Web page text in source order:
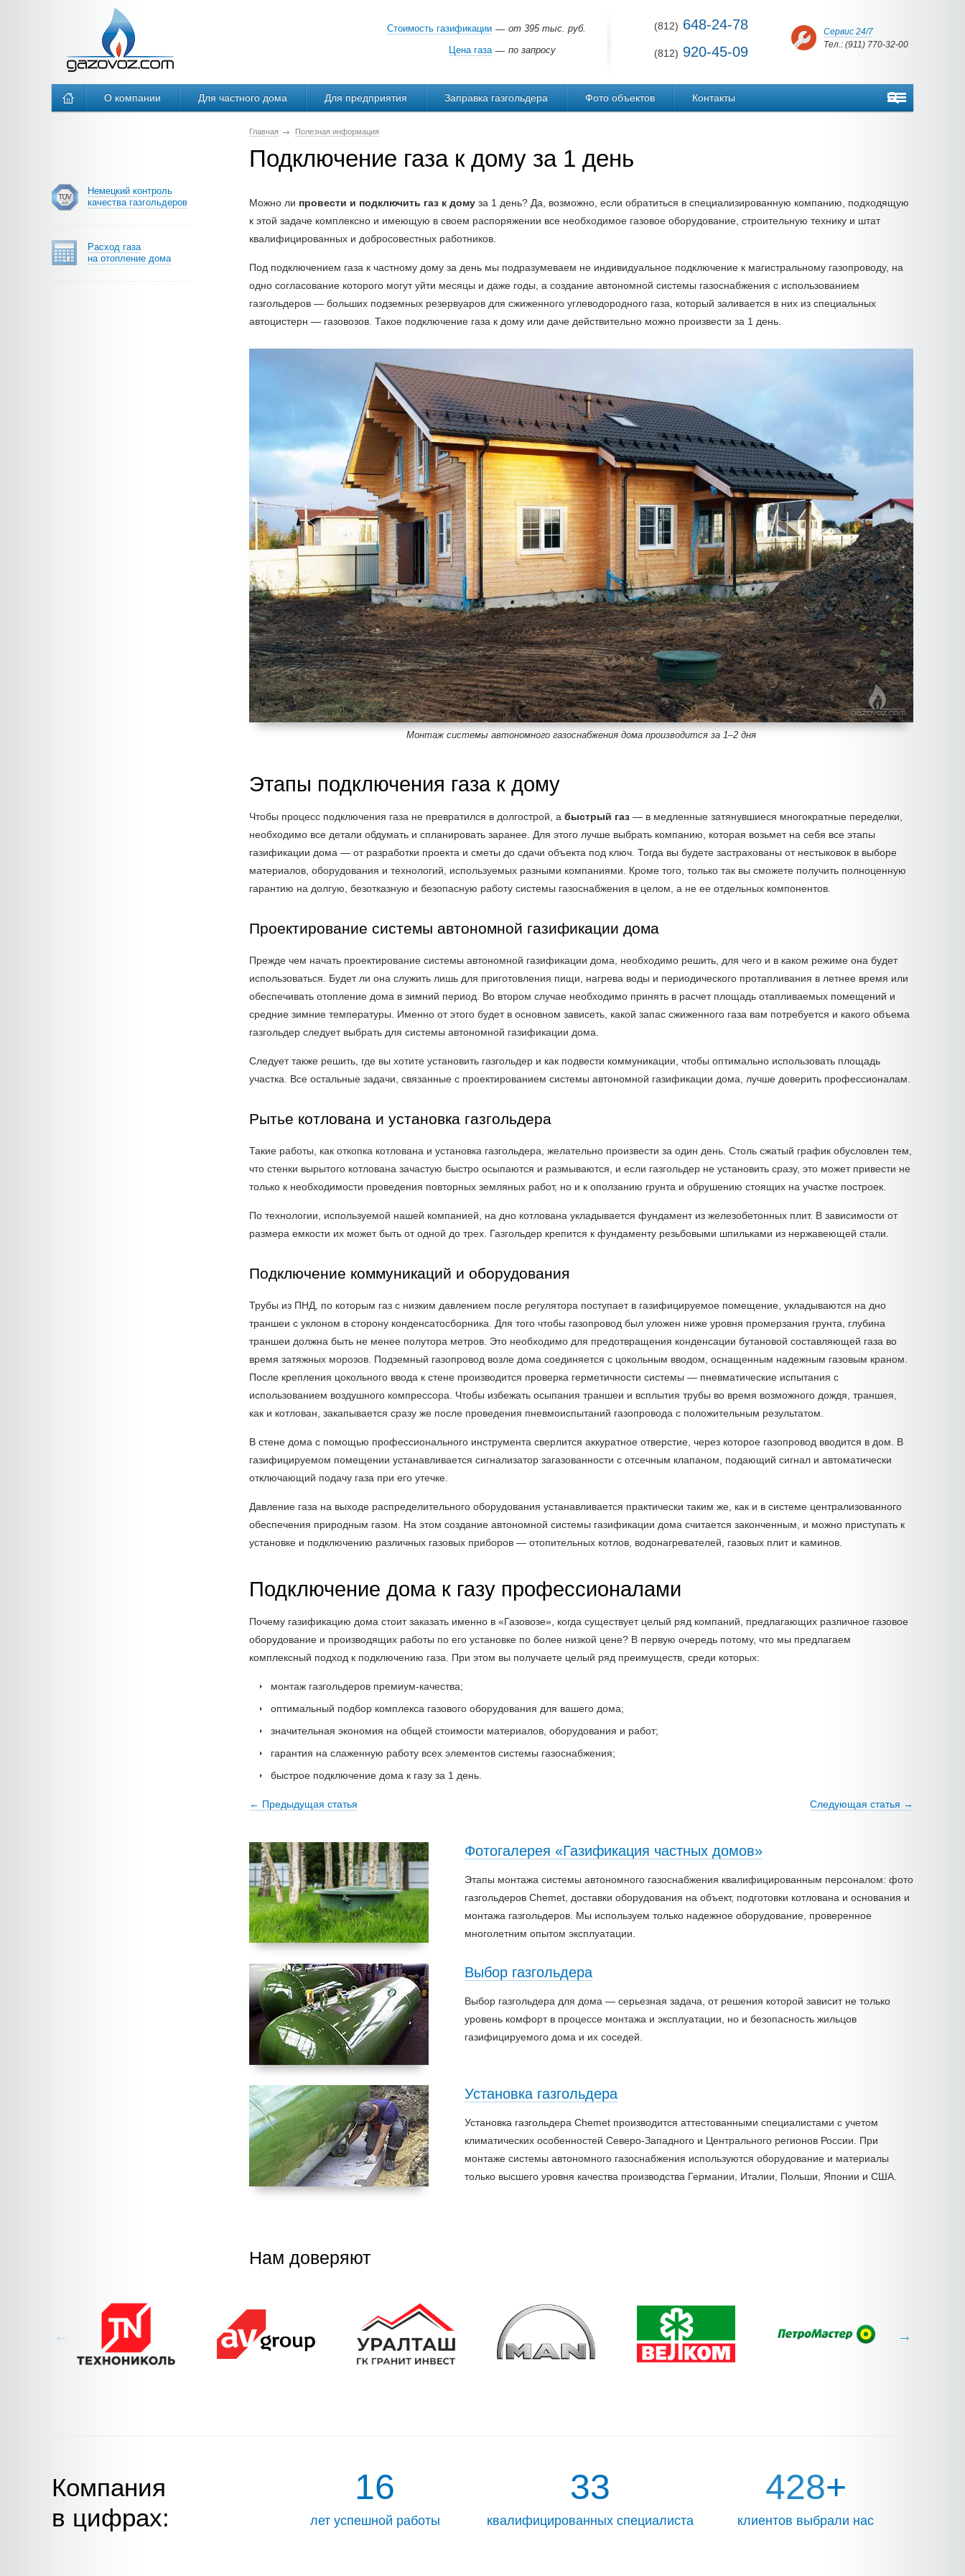
Сервис 24/7
Тел.: (911) 770-32-00
(812) 648-24-78
(812) 920-45-09
Стоимость газификации — от 395 тыс. руб.
Цена газа — по запросу
О компании Для частного дома Для предприятия Заправка газгольдера Фото объектов Контакты
Главная Полезная информация
Подключение газа к дому за 1 день
Можно ли провести и подключить газ к дому за 1 день? Да, возможно, если обратиться в специализированную компанию, подходящую
к этой задаче комплексно и имеющую в своем распоряжении все необходимое газовое оборудование, строительную технику и штат
квалифицированных и добросовестных работников.
Под подключением газа к частному дому за день мы подразумеваем не индивидуальное подключение к магистральному газопроводу, на
одно согласование которого могут уйти месяцы и даже годы, а создание автономной системы газоснабжения с использованием
газгольдеров — больших подземных резервуаров для сжиженного углеводородного газа, который заливается в них из специальных
автоцистерн — газовозов. Такое подключение газа к дому или даче действительно можно произвести за 1 день.
Монтаж системы автономного газоснабжения дома производится за 1–2 дня
Этапы подключения газа к дому
Чтобы процесс подключения газа не превратился в долгострой, а быстрый газ — в медленные затянувшиеся многократные переделки,
необходимо все детали обдумать и спланировать заранее. Для этого лучше выбрать компанию, которая возьмет на себя все этапы
газификации дома — от разработки проекта и сметы до сдачи объекта под ключ. Тогда вы будете застрахованы от нестыковок в выборе
материалов, оборудования и технологий, используемых разными компаниями. Кроме того, только так вы сможете получить полноценную
гарантию на долгую, безотказную и безопасную работу системы газоснабжения в целом, а не ее отдельных компонентов.
Проектирование системы автономной газификации дома
Прежде чем начать проектирование системы автономной газификации дома, необходимо решить, для чего и в каком режиме она будет
использоваться. Будет ли она служить лишь для приготовления пищи, нагрева воды и периодического протапливания в летнее время или
обеспечивать отопление дома в зимний период. Во втором случае необходимо принять в расчет площадь отапливаемых помещений и
средние зимние температуры. Именно от этого будет в основном зависеть, какой запас сжиженного газа вам потребуется и какого объема
газгольдер следует выбрать для системы автономной газификации дома.
Следует также решить, где вы хотите установить газгольдер и как подвести коммуникации, чтобы оптимально использовать площадь
участка. Все остальные задачи, связанные с проектированием системы автономной газификации дома, лучше доверить профессионалам.
Рытье котлована и установка газгольдера
Такие работы, как откопка котлована и установка газгольдера, желательно произвести за один день. Столь сжатый график обусловлен тем,
что стенки вырытого котлована зачастую быстро осыпаются и размываются, и если газгольдер не установить сразу, это может привести не
только к необходимости проведения повторных земляных работ, но и к оползанию грунта и обрушению стоящих на участке построек.
По технологии, используемой нашей компанией, на дно котлована укладывается фундамент из железобетонных плит. В зависимости от
размера емкости их может быть от одной до трех. Газгольдер крепится к фундаменту резьбовыми шпильками из нержавеющей стали.
Подключение коммуникаций и оборудования
Трубы из ПНД, по которым газ с низким давлением после регулятора поступает в газифицируемое помещение, укладываются на дно
траншеи с уклоном в сторону конденсатосборника. Для того чтобы газопровод был уложен ниже уровня промерзания грунта, глубина
траншеи должна быть не менее полутора метров. Это необходимо для предотвращения конденсации бутановой составляющей газа во
время затяжных морозов. Подземный газопровод возле дома соединяется с цокольным вводом, оснащенным надежным газовым краном.
После крепления цокольного ввода к стене производится проверка герметичности системы — пневматические испытания с
использованием воздушного компрессора. Чтобы избежать осыпания траншеи и всплытия трубы во время возможного дождя, траншея,
как и котлован, закапывается сразу же после проведения пневмоиспытаний газопровода с положительным результатом.
В стене дома с помощью профессионального инструмента сверлится аккуратное отверстие, через которое газопровод вводится в дом. В
газифицируемом помещении устанавливается сигнализатор загазованности с отсечным клапаном, подающий сигнал и автоматически
отключающий подачу газа при его утечке.
Давление газа на выходе распределительного оборудования устанавливается практически таким же, как и в системе централизованного
обеспечения природным газом. На этом создание автономной системы газификации дома считается законченным, и можно приступать к
установке и подключению различных газовых приборов — отопительных котлов, водонагревателей, газовых плит и каминов.
Подключение дома к газу профессионалами
Почему газификацию дома стоит заказать именно в «Газовозе», когда существует целый ряд компаний, предлагающих различное газовое
оборудование и производящих работы по его установке по более низкой цене? В первую очередь потому, что мы предлагаем
комплексный подход к подключению газа. При этом вы получаете целый ряд преимуществ, среди которых:
монтаж газгольдеров премиум-качества;
оптимальный подбор комплекса газового оборудования для вашего дома;
значительная экономия на общей стоимости материалов, оборудования и работ;
гарантия на слаженную работу всех элементов системы газоснабжения;
быстрое подключение дома к газу за 1 день.
Следующая статья →
← Предыдущая статья
Фотогалерея «Газификация частных домов»
Этапы монтажа системы автономного газоснабжения квалифицированным персоналом: фото
газгольдеров Chemet, доставки оборудования на объект, подготовки котлована и основания и
монтажа газгольдеров. Мы используем только надежное оборудование, проверенное
многолетним опытом эксплуатации.
Выбор газгольдера
Выбор газгольдера для дома — серьезная задача, от решения которой зависит не только
уровень комфорт в процессе монтажа и эксплуатации, но и безопасность жильцов
газифицируемого дома и их соседей.
Установка газгольдера
Установка газгольдера Chemet производится аттестованными специалистами с учетом
климатических особенностей Северо-Западного и Центрального регионов России. При
монтаже системы автономного газоснабжения используются оборудование и материалы
только высшего уровня качества производства Германии, Италии, Польши, Японии и США.
Нам доверяют
Немецкий контроль
качества газгольдеров
Расход газа
на отопление дома
Компания
в цифрах:
16
лет успешной работы
33
квалифицированных специалиста
469+
клиентов выбрали нас